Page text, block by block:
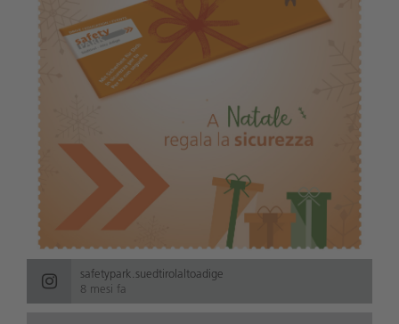
safetypark.suedtirolaltoadige
8 mesi fa